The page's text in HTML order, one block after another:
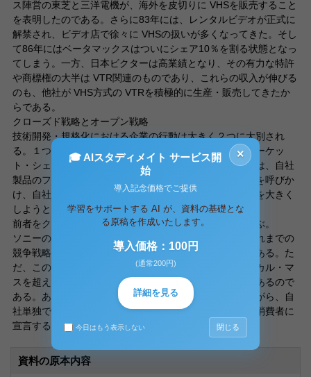
ス陣営の東芝と三洋電機が、海外を皮切りに VHSを販売すること
を表明したのである。さらに83年には、レンタルビデオが正式に
解禁され、ビデオ店で徐々に VHSの扱いが多くなってきた。そし
て86年にはベータマックスはついにシェア10％を割る状態となっ
てしまう。一方、日本ビクターは高業績となり、その有力な特許
や商標権の大半は VTR関連のものであり、これらの収入が伸びる
のも、他社が VHS方式の VTRを積極的に生産・販売してきたか
らである。
クローズド戦略とオープン戦略
技術開発・規格化における企業の行動は大きく２つに大別され
る。１つは、自社単独で、なるべく早期に自社製品のマーケッ
ト・シェアを大きくしようという戦略であり、もう１つは、自社
製品のフォーマットを公開して、他社に同じ製品の供給を呼びか
け、自社製品と他社製品とのマーケット・シェアの合計を大きく
しようとする戦略である。
前者をクローズド戦略と呼び、後者をオープン戦略と呼ぶ。
ソニーのようにクローズド戦略に基づく企業行動は、これまでの
競争戦略論で論じられてきた企業行動と大差はないのである。た
だ、このクローズド戦略によって、自社単独でクリティカル・マ
スを超えることができれば良いが、そうならない場合もあるので
ある。ある企業が新製品を開発し、独占状態を維持しながら、自
社単独でクリティカル・マスを超える量を提供すると、消費者に
宣言することはできる。
資料の原本内容
×
🎓 AIスタディメイト サービス開
始
導入記念価格でご提供
学習をサポートする AI が、資料の基礎とな
る原稿を作成いたします。
導入価格：100円
(通常200円)
詳細を見る
今日はもう表示しない 閉じる